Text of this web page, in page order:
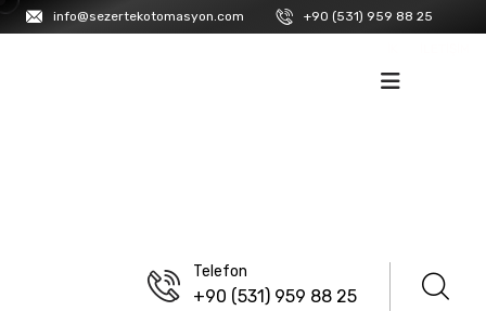
info@sezertekotomasyon.com +90 (531) 959 88 25
Telefon
+90 (531) 959 88 25